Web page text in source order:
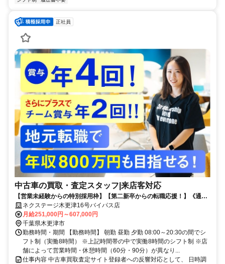
正社員
中古車の買取・査定スタッフ|来店客対応
【営業未経験からの特別採用枠】【第二新卒からの転職応援！】《通常
賞与年4回＋チーム賞与年2回》
ネクステージ木更津16号バイパス店
月給251,000円～607,000円
千葉県木更津市
勤務時間・期間 【勤務時間】 朝勤 昼勤 夕勤 08:00～20:30の間でシ
フト制（実働8時間） ※上記時間帯の中で実働8時間のシフト制 ※店
舗によって営業時間・休憩時間（60分・90分）が異なり...
仕事内容 中古車買取査定サイト登録者への反響対応として、 日時調